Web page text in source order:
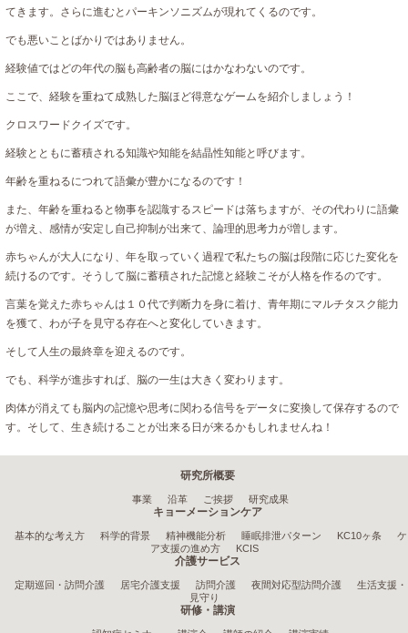
てきます。さらに進むとパーキンソニズムが現れてくるのです。
でも悪いことばかりではありません。
経験値ではどの年代の脳も高齢者の脳にはかなわないのです。
ここで、経験を重ねて成熟した脳ほど得意なゲームを紹介しましょう！
クロスワードクイズです。
経験とともに蓄積される知識や知能を結晶性知能と呼びます。
年齢を重ねるにつれて語彙が豊かになるのです！
また、年齢を重ねると物事を認識するスピードは落ちますが、その代わりに語彙
が増え、感情が安定し自己抑制が出来て、論理的思考力が増します。
赤ちゃんが大人になり、年を取っていく過程で私たちの脳は段階に応じた変化を
続けるのです。そうして脳に蓄積された記憶と経験こそが人格を作るのです。
言葉を覚えた赤ちゃんは１０代で判断力を身に着け、青年期にマルチタスク能力
を獲て、わが子を見守る存在へと変化していきます。
そして人生の最終章を迎えるのです。
でも、科学が進歩すれば、脳の一生は大きく変わります。
肉体が消えても脳内の記憶や思考に関わる信号をデータに変換して保存するので
す。そして、生き続けることが出来る日が来るかもしれませんね！
研究所概要
事業 沿革 ご挨拶 研究成果
キョーメーションケア
基本的な考え方 科学的背景 精神機能分析 睡眠排泄パターン KC10ヶ条
ケ
ア支援の進め方
KCIS
介護サービス
定期巡回・訪問介護 居宅介護支援 訪問介護 夜間対応型訪問介護
生活支援・
見守り
研修・講演